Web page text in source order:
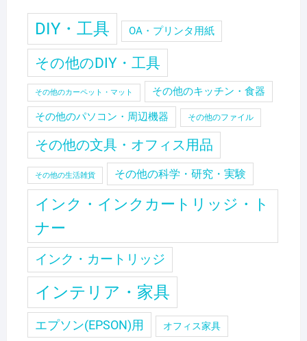
DIY・工具 OA・プリンタ用紙
その他のDIY・工具
その他のカーペット・マット その他のキッチン・食器
その他のパソコン・周辺機器 その他のファイル
その他の文具・オフィス用品
その他の生活雑貨 その他の科学・研究・実験
インク・インクカートリッジ・ト
ナー
インク・カートリッジ
インテリア・家具
エプソン(EPSON)用 オフィス家具